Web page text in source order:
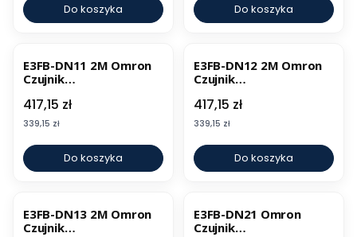
Do koszyka Do koszyka
E3FB-DN11 2M Omron
Czujnik
Cena
417,15 zł
Cena
339,15 zł
Do koszyka
E3FB-DN12 2M Omron
Czujnik
Cena
417,15 zł
Cena
339,15 zł
Do koszyka
E3FB-DN13 2M Omron
Czujnik
E3FB-DN21 Omron
Czujnik